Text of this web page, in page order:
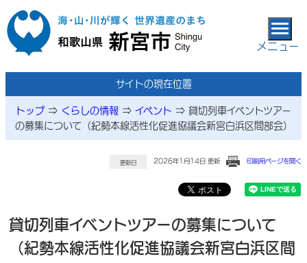
本文へ移動
メニュー
サイトの現在位置
トップ ⇒ くらしの情報 ⇒ イベント ⇒ 貸切列車イベントツアー
の募集について（紀勢本線活性化促進協議会新宮白浜区間部会）
更新日 2026年1月14日 更新 印刷用ページを開く
貸切列車イベントツアーの募集について
（紀勢本線活性化促進協議会新宮白浜区間